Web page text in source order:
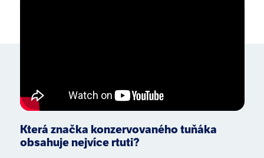
Která značka konzervovaného tuňáka
obsahuje nejvíce rtuti?